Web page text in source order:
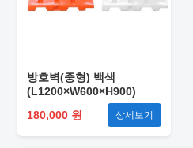
방호벽(중형) 백색
(L1200×W600×H900)
180,000 원
상세보기